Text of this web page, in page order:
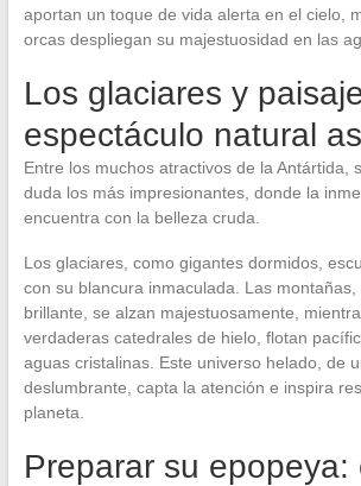
aportan un toque de vida alerta en el cielo,
orcas despliegan su majestuosidad en las
Los glaciares y
espectáculo natural
Entre los muchos atractivos de la Antártida,
duda los más impresionantes, donde la
encuentra con la belleza cruda.
Los glaciares, como gigantes dormidos,
con su blancura inmaculada. Las
brillante, se alzan majestuosamente,
verdaderas catedrales de hielo, flotan
aguas cristalinas. Este universo helado, de
deslumbrante, capta la atención e inspira
planeta.
Preparar su epopeya: